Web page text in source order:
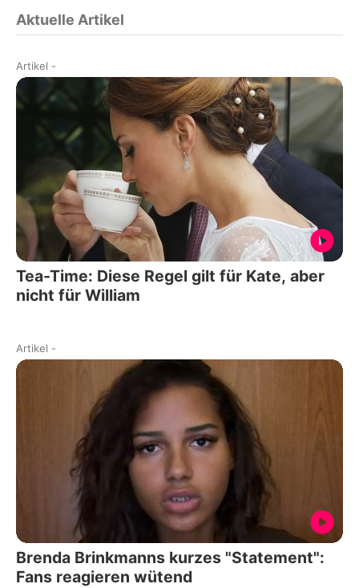
Aktuelle Artikel
Artikel -
Tea-Time: Diese Regel gilt für Kate, aber
nicht für William
Artikel -
Brenda Brinkmanns kurzes "Statement":
Fans reagieren wütend